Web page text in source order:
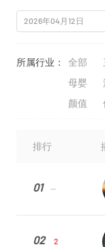
所属行业： 全部
母婴
颜值
排行
01 --
02 2